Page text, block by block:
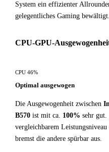
System ein effizienter
gelegentliches Gaming bewältigt.
CPU-GPU-
CPU 46%
Optimal ausgewogen
Die Ausgewogenheit zwischen
B570 ist mit ca. 100% sehr
vergleichbarem
bremst die andere spürbar aus.